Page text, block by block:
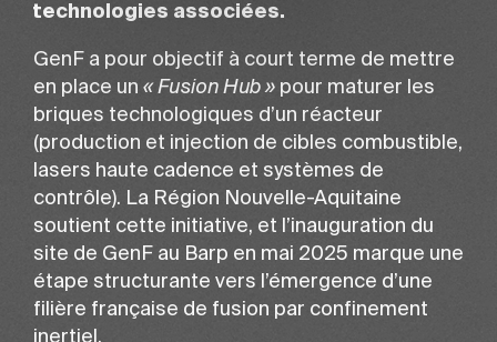
technologies associées.
GenF a pour objectif à court terme de mettre
en place un « Fusion Hub » pour maturer les
briques technologiques d’un réacteur
(production et injection de cibles combustible,
lasers haute cadence et systèmes de
contrôle). La Région Nouvelle-Aquitaine
soutient cette initiative, et l’inauguration du
site de GenF au Barp en mai 2025 marque une
étape structurante vers l’émergence d’une
filière française de fusion par confinement
inertiel.